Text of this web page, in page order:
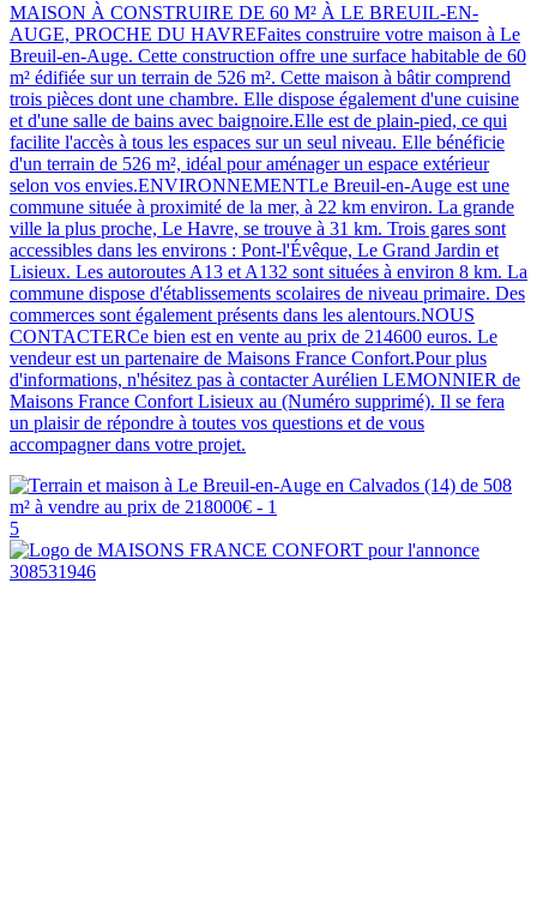
MAISON À CONSTRUIRE DE 60 M² À LE BREUIL-EN-
AUGE, PROCHE DU HAVREFaites construire votre maison à Le
Breuil-en-Auge. Cette construction offre une surface habitable de 60
m² édifiée sur un terrain de 526 m². Cette maison à bâtir comprend
trois pièces dont une chambre. Elle dispose également d'une cuisine
et d'une salle de bains avec baignoire.Elle est de plain-pied, ce qui
facilite l'accès à tous les espaces sur un seul niveau. Elle bénéficie
d'un terrain de 526 m², idéal pour aménager un espace extérieur
selon vos envies.ENVIRONNEMENTLe Breuil-en-Auge est une
commune située à proximité de la mer, à 22 km environ. La grande
ville la plus proche, Le Havre, se trouve à 31 km. Trois gares sont
accessibles dans les environs : Pont-l'Évêque, Le Grand Jardin et
Lisieux. Les autoroutes A13 et A132 sont situées à environ 8 km. La
commune dispose d'établissements scolaires de niveau primaire. Des
commerces sont également présents dans les alentours.NOUS
CONTACTERCe bien est en vente au prix de 214600 euros. Le
vendeur est un partenaire de Maisons France Confort.Pour plus
d'informations, n'hésitez pas à contacter Aurélien LEMONNIER de
Maisons France Confort Lisieux au (Numéro supprimé). Il se fera
un plaisir de répondre à toutes vos questions et de vous
accompagner dans votre projet.
5